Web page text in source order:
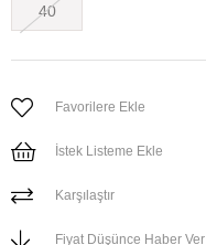
40
Favorilere Ekle
İstek Listeme Ekle
Karşılaştır
Fiyat Düşünce Haber Ver